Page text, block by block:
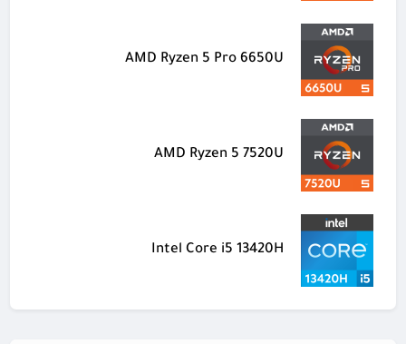
AMD Ryzen 5 Pro 6650U
AMD Ryzen 5 7520U
Intel Core i5 13420H